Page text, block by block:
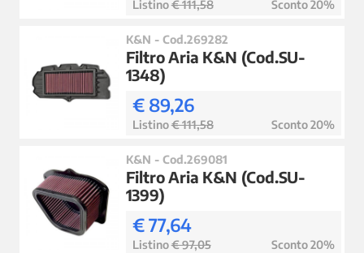
Listino€ 111,58 Sconto 20%
K&N - Cod.269282
Filtro Aria K&N (Cod.SU-
1348)
€ 89,26
Listino€ 111,58 Sconto 20%
K&N - Cod.269081
Filtro Aria K&N (Cod.SU-
1399)
€ 77,64
Listino€ 97,05 Sconto 20%